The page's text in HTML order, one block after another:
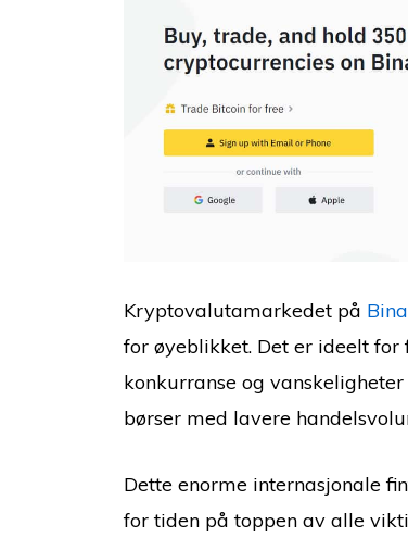
Kryptovalutamarkedet på
for øyeblikket. Det er ideelt for
konkurranse og
børser med lavere
Dette enorme internasjonale
for tiden på toppen av alle